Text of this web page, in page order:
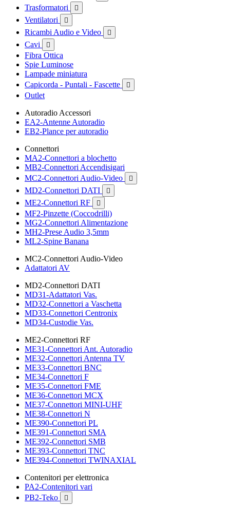
Trasformatori 
Ventilatori 
Ricambi Audio e Video 
Cavi 
Fibra Ottica
Spie Luminose
Lampade miniatura
Capicorda - Puntali - Fascette

Outlet
Autoradio Accessori
EA2-Antenne Autoradio
EB2-Plance per autoradio
Connettori
MA2-Connettori a blochetto
MB2-Connettori Accendisigari
MC2-Connettori Audio-Video

MD2-Connettori DATI 
ME2-Connettori RF 
MF2-Pinzette (Coccodrilli)
MG2-Connettori Alimentazione
MH2-Prese Audio 3,5mm
ML2-Spine Banana
MC2-Connettori Audio-Video
Adattatori AV
MD2-Connettori DATI
MD31-Adattatori Vas.
MD32-Connettori a Vaschetta
MD33-Connettori Centronix
MD34-Custodie Vas.
ME2-Connettori RF
ME31-Connettori Ant. Autoradio
ME32-Connettori Antenna TV
ME33-Connettori BNC
ME34-Connettori F
ME35-Connettori FME
ME36-Connettori MCX
ME37-Connettori MINI-UHF
ME38-Connettori N
ME390-Connettori PL
ME391-Connettori SMA
ME392-Connettori SMB
ME393-Connettori TNC
ME394-Connettori TWINAXIAL
Contenitori per elettronica
PA2-Contenitori vari
PB2-Teko
